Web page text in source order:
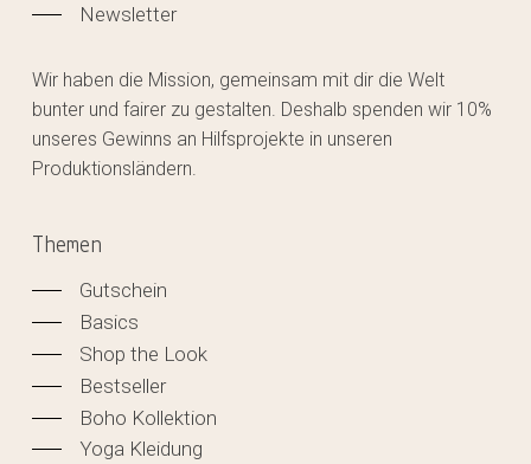
Newsletter
Wir haben die Mission, gemeinsam mit dir die Welt
bunter und fairer zu gestalten. Deshalb spenden wir 10%
unseres Gewinns an Hilfsprojekte in unseren
Produktionsländern.
Themen
Gutschein
Basics
Shop the Look
Bestseller
Boho Kollektion
Yoga Kleidung